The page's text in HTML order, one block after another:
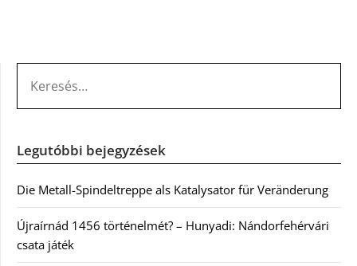
Legutóbbi bejegyzések
Die Metall-Spindeltreppe als Katalysator für Veränderung
Újraírnád 1456 történelmét? – Hunyadi: Nándorfehérvári
csata játék